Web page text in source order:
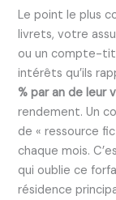
Le point le plus
livrets, votre
ou un compte-
intérêts qu’ils
% par an de leur
rendement. Un
de « ressource
chaque mois.
qui oublie ce
résidence